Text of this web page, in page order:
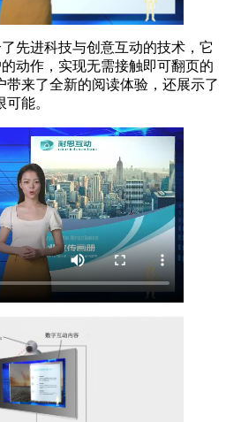
先进科技与创意互动的技术，它
动作，实现无需接触即可翻页的
来了全新的阅读体验，还展示了
能。